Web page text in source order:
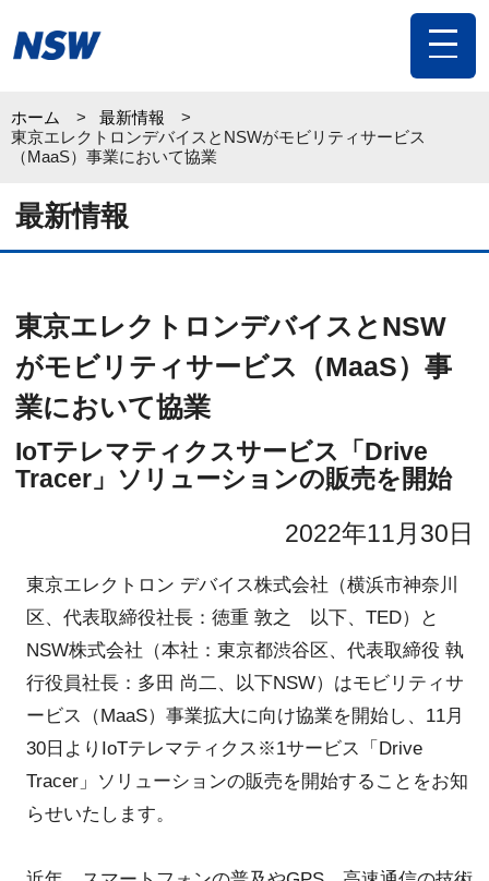
toggle
ホーム
最新情報
東京エレクトロンデバイスとNSWがモビリティサービス
（MaaS）事業において協業
最新情報
東京エレクトロンデバイスとNSW
がモビリティサービス（MaaS）事
業において協業
IoTテレマティクスサービス「Drive
Tracer」ソリューションの販売を開始
2022年11月30日
東京エレクトロン デバイス株式会社（横浜市神奈川
区、代表取締役社長：徳重 敦之 以下、TED）と
NSW株式会社（本社：東京都渋谷区、代表取締役 執
行役員社長：多田 尚二、以下NSW）はモビリティサ
ービス（MaaS）事業拡大に向け協業を開始し、11月
30日よりIoTテレマティクス※1サービス「Drive
Tracer」ソリューションの販売を開始することをお知
らせいたします。